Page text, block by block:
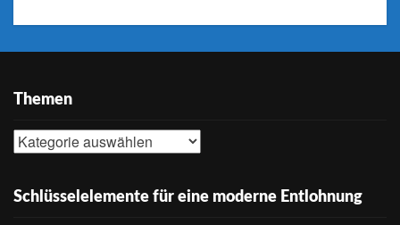
Themen
Themen
Schlüsselelemente für eine moderne Entlohnung